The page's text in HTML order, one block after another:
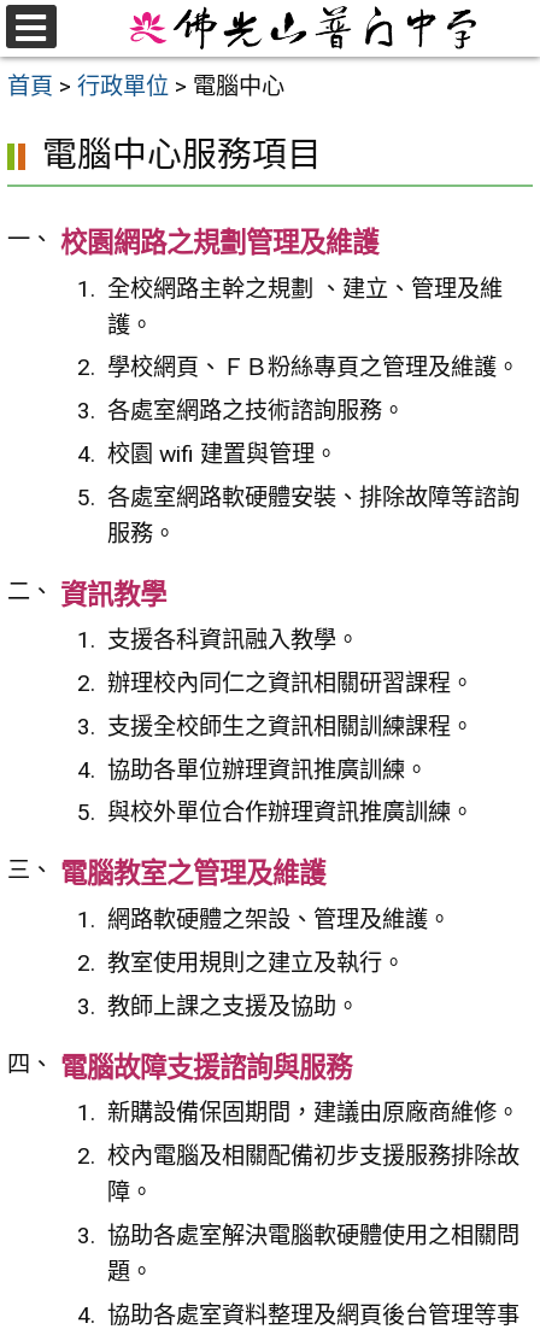
跳
至
主
區
首頁 > 行政單位 > 電腦中心
電腦中心服務項目
校園網路之規劃管理及維護
全校網路主幹之規劃 、建立、管理及維
護。
學校網頁、ＦＢ粉絲專頁之管理及維護。
各處室網路之技術諮詢服務。
校園 wifi 建置與管理。
各處室網路軟硬體安裝、排除故障等諮詢
服務。
資訊教學
支援各科資訊融入教學。
辦理校內同仁之資訊相關研習課程。
支援全校師生之資訊相關訓練課程。
協助各單位辦理資訊推廣訓練。
與校外單位合作辦理資訊推廣訓練。
電腦教室之管理及維護
網路軟硬體之架設、管理及維護。
教室使用規則之建立及執行。
教師上課之支援及協助。
電腦故障支援諮詢與服務
新購設備保固期間，建議由原廠商維修。
校內電腦及相關配備初步支援服務排除故
障。
協助各處室解決電腦軟硬體使用之相關問
題。
協助各處室資料整理及網頁後台管理等事
選
單